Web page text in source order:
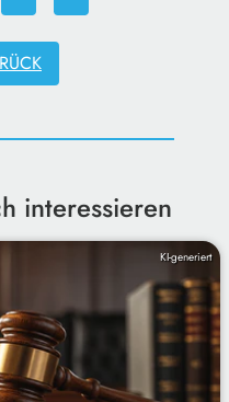
interessieren
KI-generiert